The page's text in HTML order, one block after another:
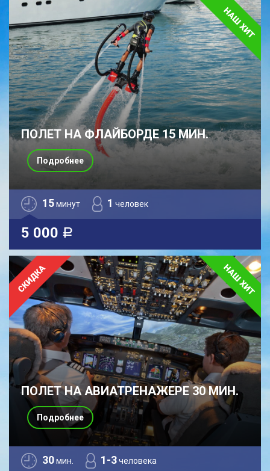
ПОЛЕТ НА ФЛАЙБОРДЕ 15 МИН.
15минут 1 человек
5 000 a
Подробнее
ПОЛЕТ НА АВИАТРЕНАЖЕРЕ 30 МИН.
30мин. 1-3человека
Подробнее